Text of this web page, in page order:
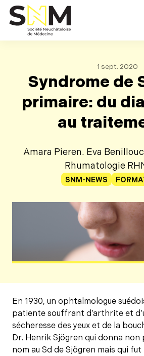
Retour
1 sept. 2020
Syndrome de
primaire: du
au
Amara Pieren. Eva
Rhumatologie
SNM-NEWS
En 1930, un ophtalmologue
patiente souffrant d’arthrite et
sécheresse des yeux et de la
Dr. Henrik Sjögren qui donna non
nom au Sd de Sjögren mais qui